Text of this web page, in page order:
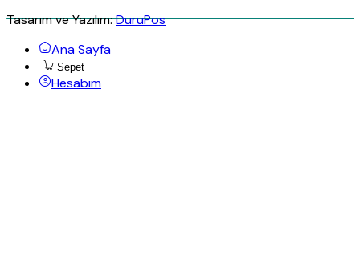
Tasarım ve Yazılım:DuruPos
Ana Sayfa
Sepet
Hesabım